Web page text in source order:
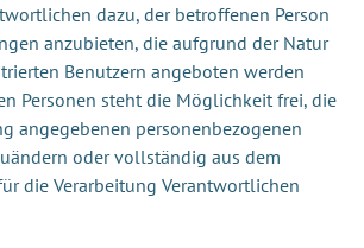
dazu, der betroffenen Person
anzubieten, die aufgrund der Natur
Benutzern angeboten werden
Personen steht die Möglichkeit frei, die
angegebenen personenbezogenen
oder vollständig aus dem
die Verarbeitung Verantwortlichen